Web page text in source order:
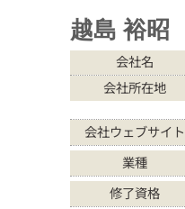
越島 裕昭
会社名
会社所在地
会社ウェブサイト
業種
修了資格